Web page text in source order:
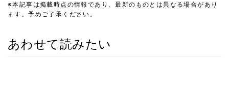
※本記事は掲載時点の情報であり、最新のものとは異なる場合があり
ます。予めご了承ください。
あわせて読みたい